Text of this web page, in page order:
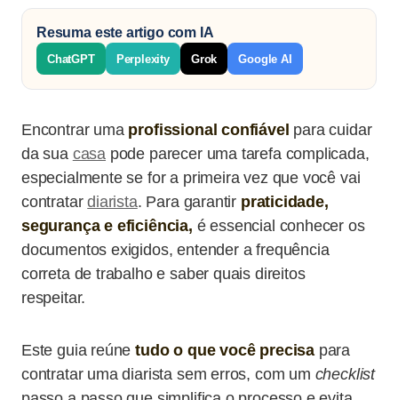
Resuma este artigo com IA
ChatGPT Perplexity Grok Google AI
Encontrar uma profissional confiável para cuidar
da sua casa pode parecer uma tarefa complicada,
especialmente se for a primeira vez que você vai
contratardiarista. Para garantir praticidade,
segurança e eficiência, é essencial conhecer os
documentos exigidos, entender a frequência
correta de trabalho e saber quais direitos
respeitar.
Este guia reúnetudo o que você precisa para
contratar uma diarista sem erros, com um checklist